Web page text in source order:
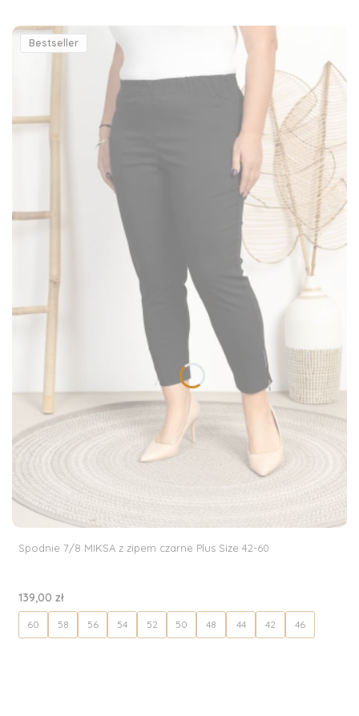
Bestseller
Spodnie 7/8 MIKSA z zipem czarne Plus Size 42-60
Cena
139,00 zł
60 58 56 54 52 50 48 44 42 46